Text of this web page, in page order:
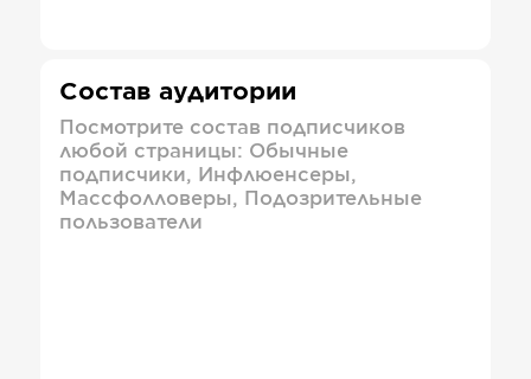
Состав аудитории
Посмотрите состав подписчиков
любой страницы: Обычные
подписчики, Инфлюенсеры,
Массфолловеры, Подозрительные
пользователи